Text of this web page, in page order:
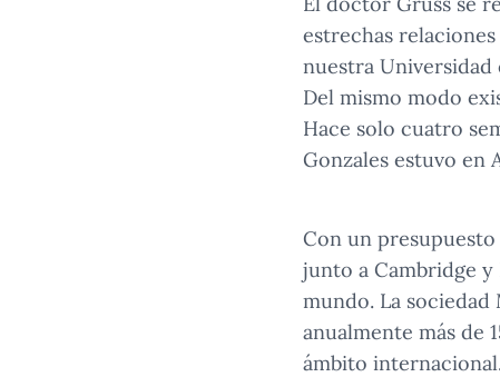
estrechas
nuestra
Del mismo modo
Hace solo cuatro
Gonzales estuvo en
Con un presupuesto
junto a Cambridge
mundo. La sociedad
anualmente más de
ámbito